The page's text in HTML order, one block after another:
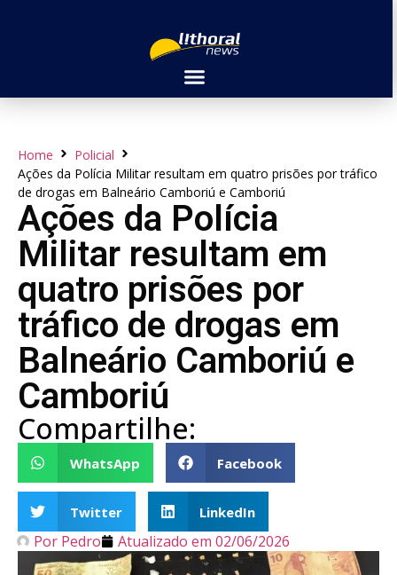
Home
Policial
Ações da Polícia Militar resultam em quatro prisões por tráfico
de drogas em Balneário Camboriú e Camboriú
Ações da Polícia
Militar resultam em
quatro prisões por
tráfico de drogas em
Balneário Camboriú e
Camboriú
Compartilhe:
WhatsApp Facebook
Twitter LinkedIn
Por Pedro Atualizado em 02/06/2026